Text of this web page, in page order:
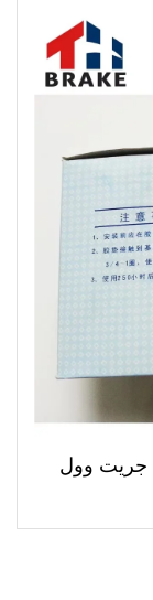
جريت وول